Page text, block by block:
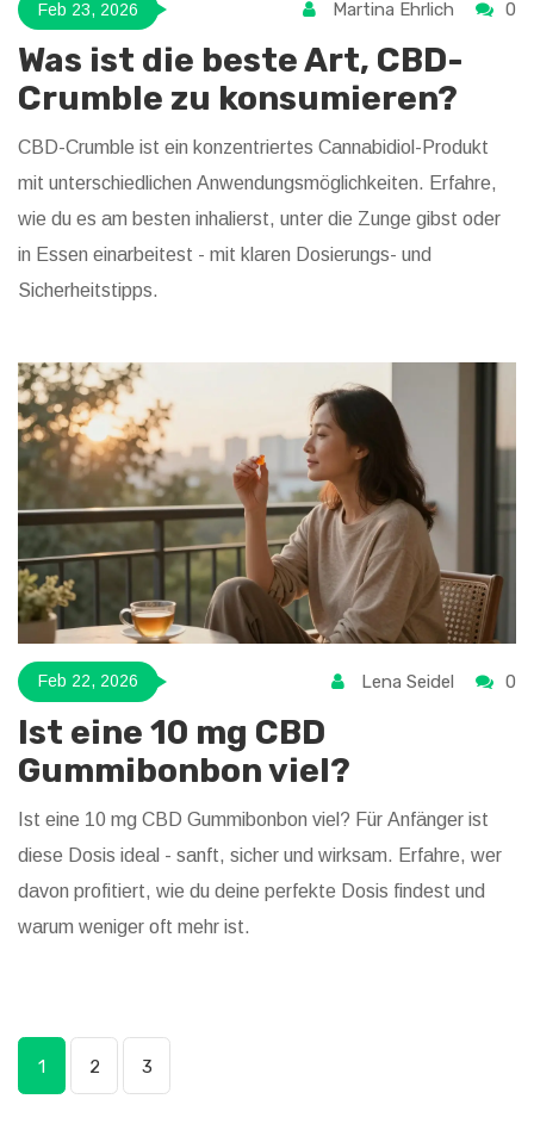
Feb 23, 2026 Martina Ehrlich 0
Was ist die beste Art, CBD-
Crumble zu konsumieren?
CBD-Crumble ist ein konzentriertes Cannabidiol-Produkt
mit unterschiedlichen Anwendungsmöglichkeiten. Erfahre,
wie du es am besten inhalierst, unter die Zunge gibst oder
in Essen einarbeitest - mit klaren Dosierungs- und
Sicherheitstipps.
Feb 22, 2026 Lena Seidel 0
Ist eine 10 mg CBD
Gummibonbon viel?
Ist eine 10 mg CBD Gummibonbon viel? Für Anfänger ist
diese Dosis ideal - sanft, sicher und wirksam. Erfahre, wer
davon profitiert, wie du deine perfekte Dosis findest und
warum weniger oft mehr ist.
1 2 3